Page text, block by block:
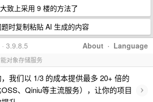
致上采用 9 楼的方法了
时复制粘贴 AI 生成的内容
About · Language
3.9.8.5
对象存储服务
我们以 1/3 的成本提供最多 20+ 倍的
、Qiniu等主流服务），让你的项目
›